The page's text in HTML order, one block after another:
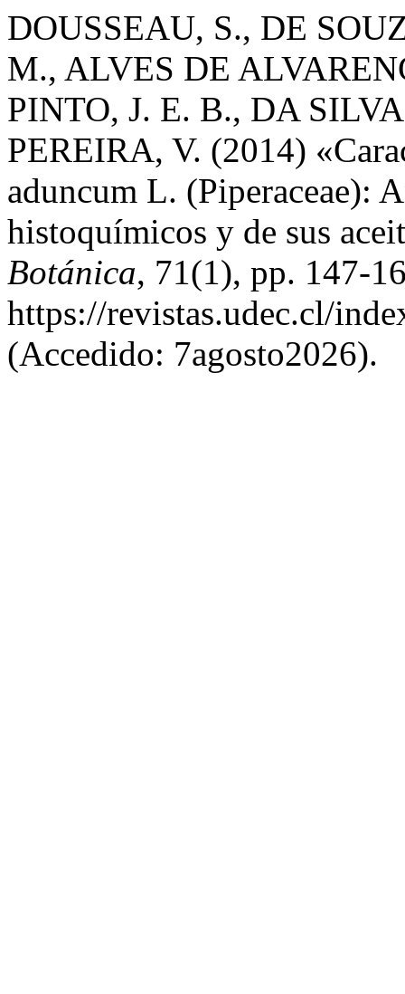
DOUSSEAU, S., DE
M., ALVES DE
PINTO, J. E. B., DA
PEREIRA, V. (2014)
aduncum L. (Piperaceae):
histoquímicos y de sus
Botánica, 71(1), pp. 147-
https://revistas.udec.cl/
(Accedido: 7agosto2026).